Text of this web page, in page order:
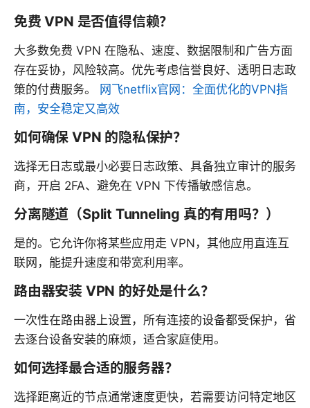
免费 VPN 是否值得信赖？
大多数免费 VPN 在隐私、速度、数据限制和广告方面
存在妥协，风险较高。优先考虑信誉良好、透明日志政
策的付费服务。 网飞netflix官网：全面优化的VPN指
南，安全稳定又高效
如何确保 VPN 的隐私保护？
选择无日志或最小必要日志政策、具备独立审计的服务
商，开启 2FA、避免在 VPN 下传播敏感信息。
分离隧道（Split Tunneling 真的有用吗？）
是的。它允许你将某些应用走 VPN，其他应用直连互
联网，能提升速度和带宽利用率。
路由器安装 VPN 的好处是什么？
一次性在路由器上设置，所有连接的设备都受保护，省
去逐台设备安装的麻烦，适合家庭使用。
如何选择最合适的服务器？
选择距离近的节点通常速度更快，若需要访问特定地区